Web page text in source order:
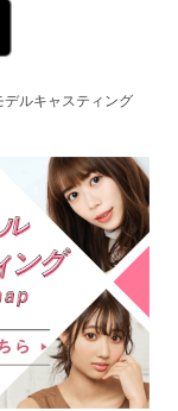
デルキャスティング